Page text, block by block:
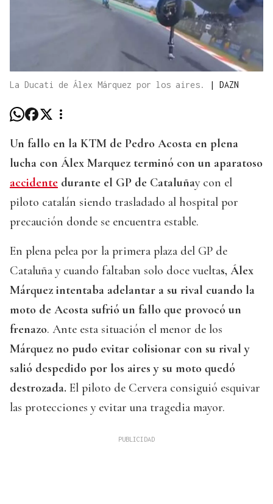
La Ducati de Álex Márquez por los aires. | DAZN
Un fallo en la KTM de Pedro Acosta en plena
lucha con Álex Marquez terminó con un aparatoso
accidente durante el GP de Cataluñay con el
piloto catalán siendo trasladado al hospital por
precaución donde se encuentra estable.
En plena pelea por la primera plaza del GP de
Cataluña y cuando faltaban solo doce vueltas, Álex
Márquez intentaba adelantar a su rival cuando la
moto de Acosta sufrió un fallo que provocó un
frenazo. Ante esta situación el menor de los
Márquez no pudo evitar colisionar con su rival y
salió despedido por los aires y su moto quedó
destrozada. El piloto de Cervera consiguió esquivar
las protecciones y evitar una tragedia mayor.